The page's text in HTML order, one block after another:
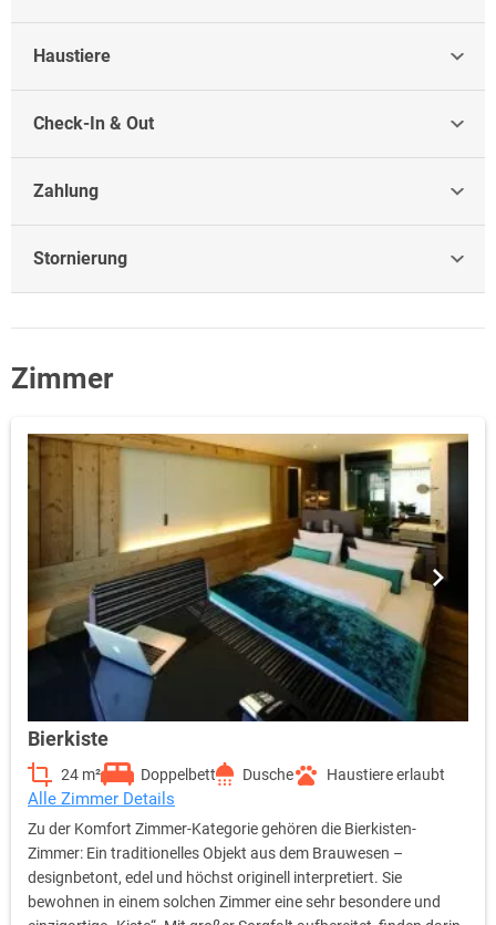
Haustiere
Check-In & Out
Zahlung
Stornierung
Zimmer
Bierkiste
24 m² Doppelbett Dusche Haustiere erlaubt
Alle Zimmer Details
Zu der Komfort Zimmer-Kategorie gehören die Bierkisten-
Zimmer: Ein traditionelles Objekt aus dem Brauwesen –
designbetont, edel und höchst originell interpretiert. Sie
bewohnen in einem solchen Zimmer eine sehr besondere und